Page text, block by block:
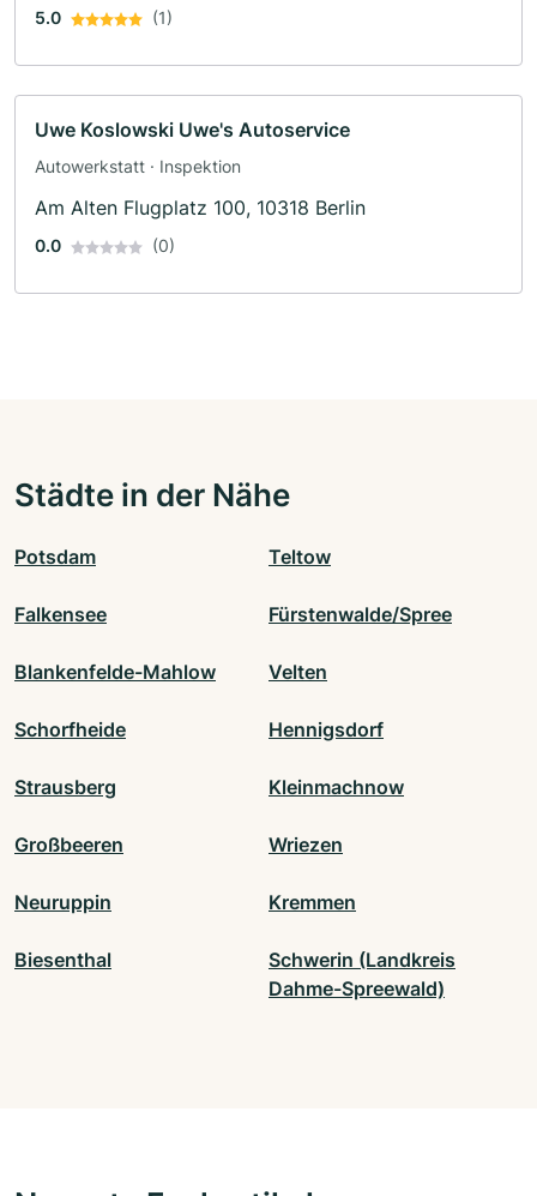
5.0 (1)
Uwe Koslowski Uwe's Autoservice
Autowerkstatt · Inspektion
Am Alten Flugplatz 100, 10318 Berlin
0.0 (0)
Städte in der Nähe
Potsdam Teltow
Falkensee Fürstenwalde/Spree
Blankenfelde-Mahlow Velten
Schorfheide Hennigsdorf
Strausberg Kleinmachnow
Großbeeren Wriezen
Neuruppin Kremmen
Biesenthal
Schwerin (Landkreis
Dahme-Spreewald)